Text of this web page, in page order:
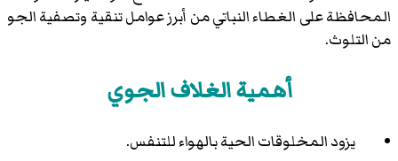
المحافظة على الغطاء النباتي من أبرز عوامل تنقية وتصفية الجو
من التلوث.
أهمية الغلاف الجوي
يزود المخلوقات الحية بالهواء للتنفس.